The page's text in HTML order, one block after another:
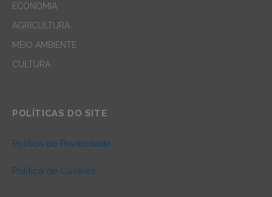
ECONOMIA
AGRICULTURA
MEIO AMBIENTE
CULTURA
POLÍTICAS DO SITE
Política de Privacidade
Política de Cookies